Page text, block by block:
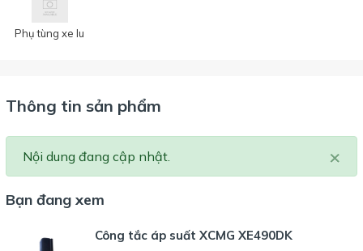
Phụ tùng xe lu
Thông tin sản phẩm
×
Nội dung đang cập nhật.
Bạn đang xem
Công tắc áp suất XCMG XE490DK